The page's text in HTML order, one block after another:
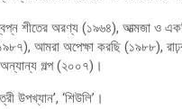
শীতের অরণ্য (১৯৬৪), আত্মজা ও
আমরা অপেক্ষা করছি (১৯৮৮),
গল্প (২০০৭)।
উপখ্যান’, ‘শিউলি’।